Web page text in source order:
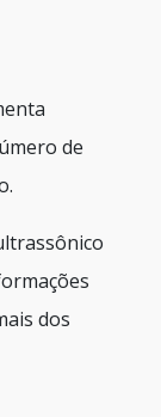
de
dos